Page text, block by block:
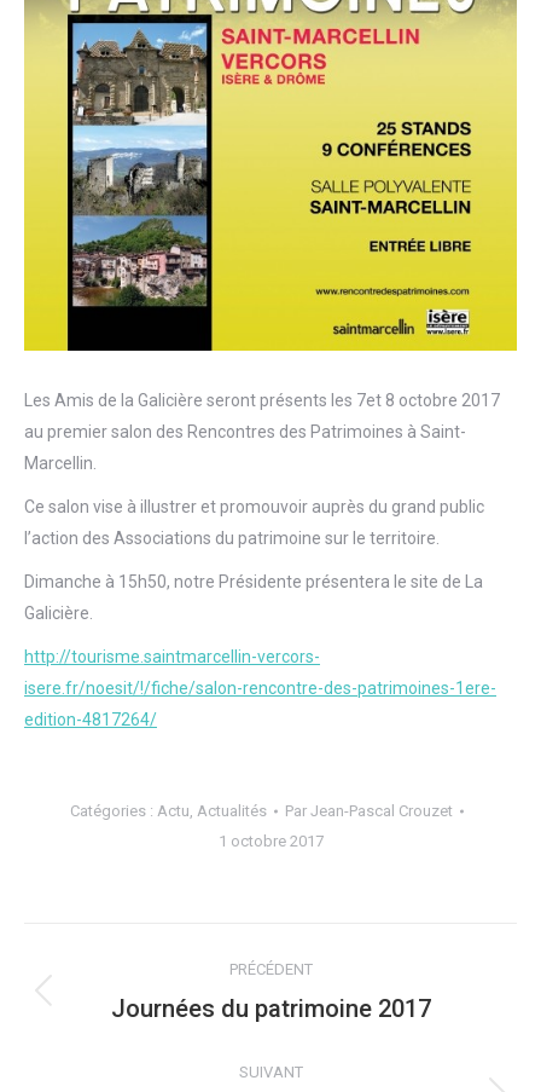
Les Amis de la Galicière seront présents les 7et 8 octobre 2017
au premier salon des Rencontres des Patrimoines à Saint-
Marcellin.
Ce salon vise à illustrer et promouvoir auprès du grand public
l’action des Associations du patrimoine sur le territoire.
Dimanche à 15h50, notre Présidente présentera le site de La
Galicière.
http://tourisme.saintmarcellin-vercors-
isere.fr/noesit/!/fiche/salon-rencontre-des-patrimoines-1ere-
edition-4817264/
Catégories : Actu, Actualités Par Jean-Pascal Crouzet
1 octobre 2017
ARTICLE
PRÉCÉDENT
Article
:
Journées du patrimoine 2017
SUIVANT